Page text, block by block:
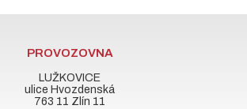
PROVOZOVNA
LUŽKOVICE
ulice Hvozdenská
763 11 Zlín 11